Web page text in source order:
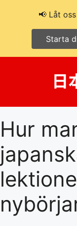
Hur
📢 Låt
Starta